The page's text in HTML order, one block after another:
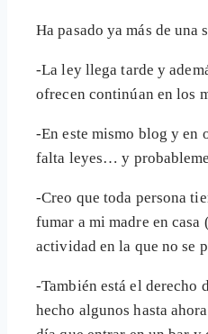
Ha pasado ya más de una
-La ley llega tarde y
ofrecen continúan en los
-En este mismo blog y en
falta leyes… y
-Creo que toda persona
fumar a mi madre en casa
actividad en la que no se
-También está el derecho
hecho algunos hasta